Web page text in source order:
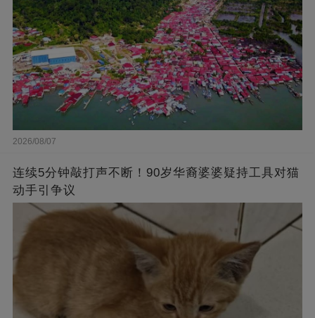
2026/08/07
连续5分钟敲打声不断！90岁华裔婆婆疑持工具对猫
动手引争议